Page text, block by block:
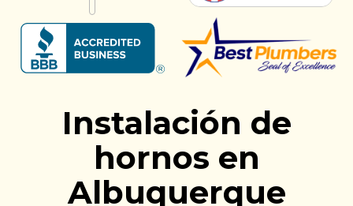
Instalación de
hornos en
Albuquerque